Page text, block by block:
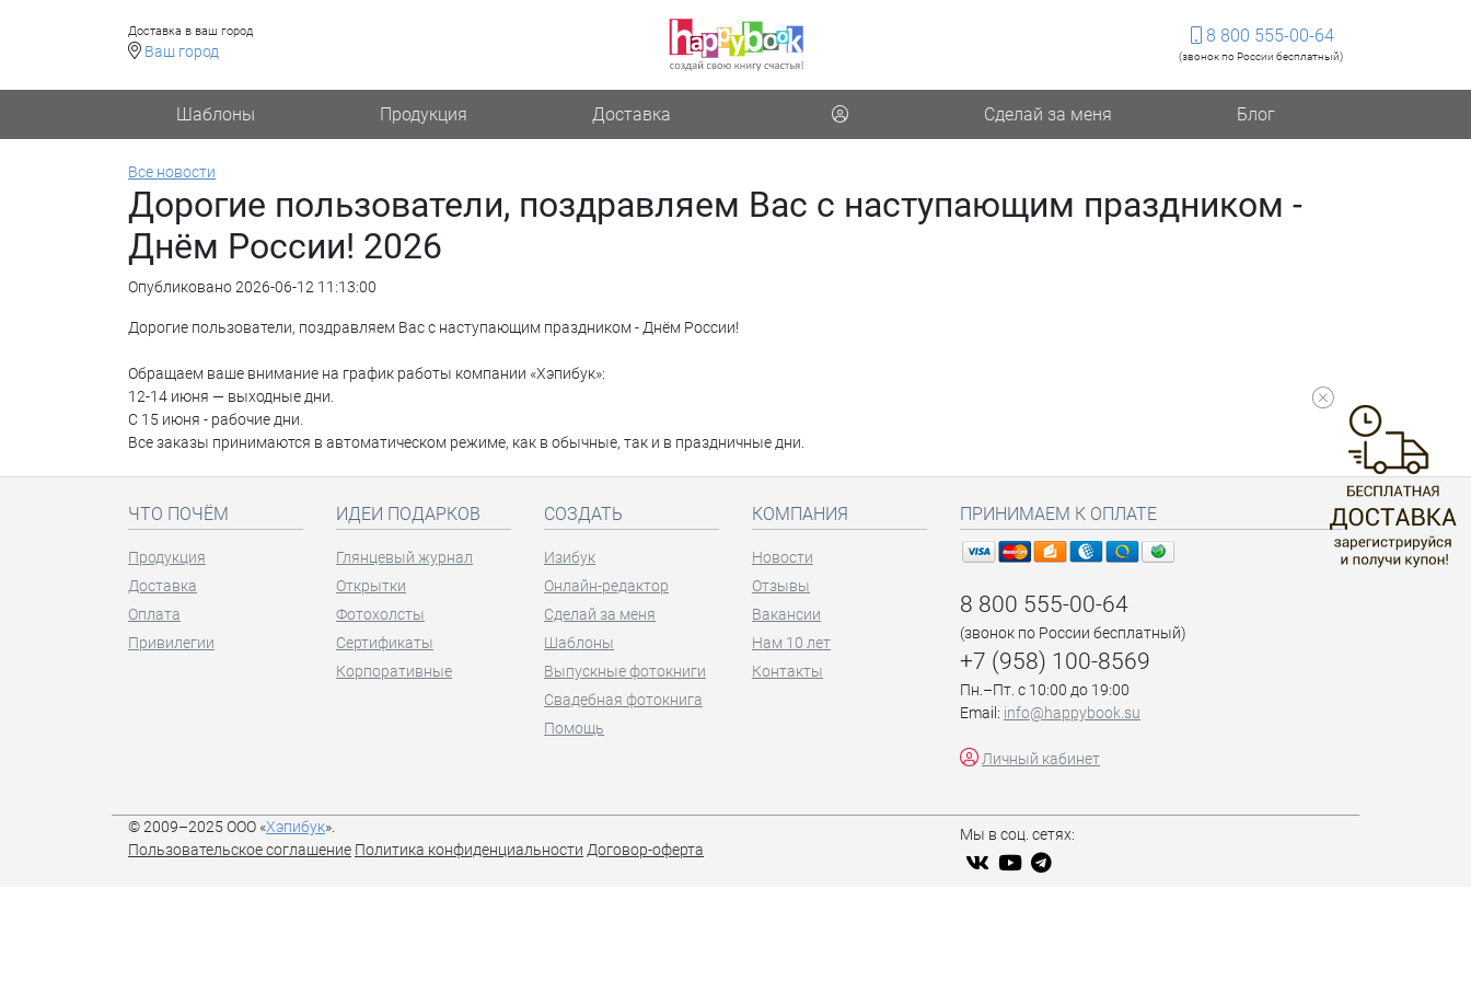
Доставка в ваш город
Ваш город
8 800 555-00-64
(звонок по России бесплатный)
Шаблоны Продукция Доставка Сделай за меня Блог
Все новости
Дорогие пользователи, поздравляем Вас с наступающим праздником -
Днём России! 2026
Опубликовано 2026-06-12 11:13:00
Дорогие пользователи, поздравляем Вас с наступающим праздником - Днём России!
Обращаем ваше внимание на график работы компании «Хэпибук»:
12-14 июня — выходные дни.
С 15 июня - рабочие дни.
Все заказы принимаются в автоматическом режиме, как в обычные, так и в праздничные дни.
ЧТО ПОЧЁМ
Продукция
Доставка
Оплата
Привилегии
ИДЕИ ПОДАРКОВ
Глянцевый журнал
Открытки
Фотохолсты
Сертификаты
Корпоративные
СОЗДАТЬ
Изибук
Онлайн-редактор
Сделай за меня
Шаблоны
Выпускные фотокниги
Свадебная фотокнига
Помощь
КОМПАНИЯ
Новости
Отзывы
Вакансии
Нам 10 лет
Контакты
ПРИНИМАЕМ К ОПЛАТЕ
8 800 555-00-64
(звонок по России бесплатный)
+7 (958) 100-8569
Пн.–Пт. с 10:00 до 19:00
Email: info@happybook.su
Личный кабинет
© 2009–2025 ООО «Хэпибук».
Пользовательское соглашение Политика конфиденциальности Договор-оферта
Мы в соц. сетях: